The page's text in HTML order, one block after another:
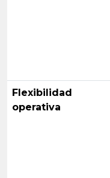
Flexibilidad
operativa